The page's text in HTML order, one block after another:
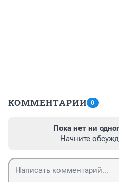
КОММЕНТАРИИ 0
Пока нет ни
Начните